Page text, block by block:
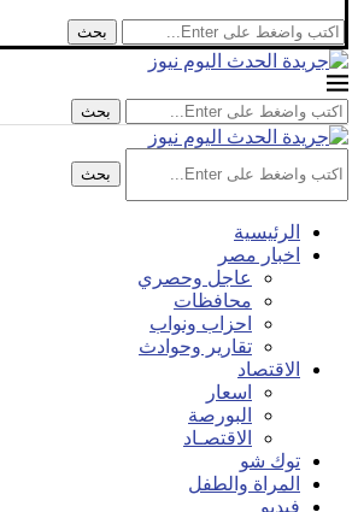
بحث
بحث
بحث
الرئيسية
اخبار مصر
عاجل وحصري
محافظات
احزاب ونواب
تقارير وحوادث
الاقتصاد
اسعار
البورصة
الاقتصـاد
توك شو
المراة والطفل
فيديو